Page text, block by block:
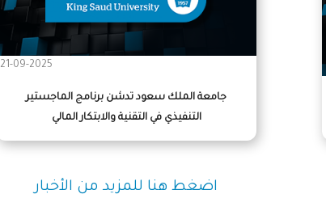
21-09-2025
جامعة الملك سعود تدشن برنامج الماجستير
التنفيذي في التقنية والابتكار المالي
اضغط هنا للمزيد من الأخبار